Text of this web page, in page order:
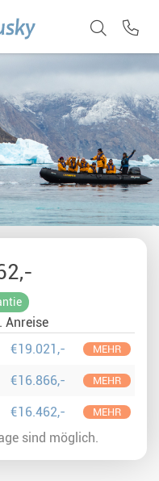
Anreise
€19.021,- MEHR
€16.866,- MEHR
€16.462,- MEHR
sind möglich.